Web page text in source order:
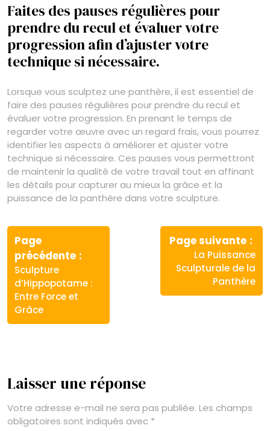
Faites des pauses régulières pour
prendre du recul et évaluer votre
progression afin d’ajuster votre
technique si nécessaire.
Lorsque vous sculptez une panthère, il est essentiel de
faire des pauses régulières pour prendre du recul et
évaluer votre progression. En prenant le temps de
regarder votre œuvre avec un regard frais, vous pourrez
identifier les aspects à améliorer et ajuster votre
technique si nécessaire. Ces pauses vous permettront
de maintenir la qualité de votre travail tout en affinant
les détails pour capturer au mieux la grâce et la
puissance de la panthère dans votre sculpture.
Navigation
de
l’article
Page
précédente
:
Sculpture
d’Hippopotame :
Entre Force et
Grâce
Page suivante
Article
suivant
La Puissance
Sculpturale de la
Panthère
Laisser une réponse
Votre adresse e-mail ne sera pas publiée. Les champs
obligatoires sont indiqués avec *